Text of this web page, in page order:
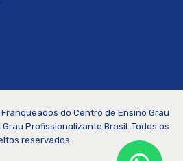
do Centro de Ensino Grau
Grau Profissionalizante Brasil. Todos os
reservados.